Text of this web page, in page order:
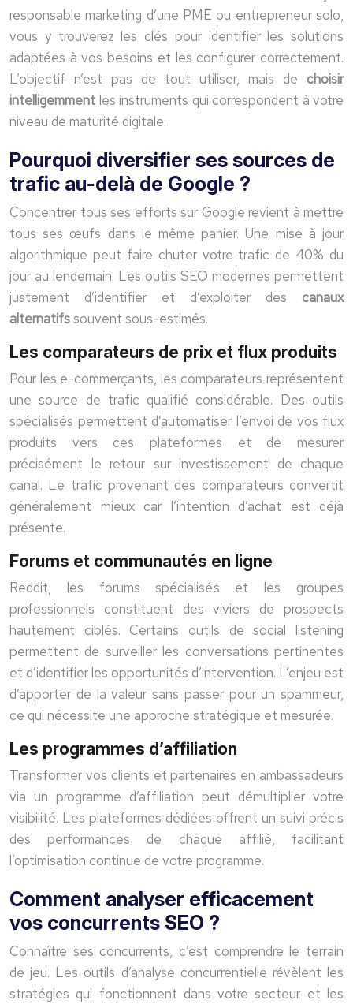
responsable marketing d’une PME ou entrepreneur solo,
vous y trouverez les clés pour identifier les solutions
adaptées à vos besoins et les configurer correctement.
L’objectif n’est pas de tout utiliser, mais de choisir
intelligemment les instruments qui correspondent à votre
niveau de maturité digitale.
Pourquoi diversifier ses sources de
trafic au-delà de Google ?
Concentrer tous ses efforts sur Google revient à mettre
tous ses œufs dans le même panier. Une mise à jour
algorithmique peut faire chuter votre trafic de 40% du
jour au lendemain. Les outils SEO modernes permettent
justement d’identifier et d’exploiter des canaux
alternatifssouvent sous-estimés.
Les comparateurs de prix et flux produits
Pour les e-commerçants, les comparateurs représentent
une source de trafic qualifié considérable. Des outils
spécialisés permettent d’automatiser l’envoi de vos flux
produits vers ces plateformes et de mesurer
précisément le retour sur investissement de chaque
canal. Le trafic provenant des comparateurs convertit
généralement mieux car l’intention d’achat est déjà
présente.
Forums et communautés en ligne
Reddit, les forums spécialisés et les groupes
professionnels constituent des viviers de prospects
hautement ciblés. Certains outils de social listening
permettent de surveiller les conversations pertinentes
et d’identifier les opportunités d’intervention. L’enjeu est
d’apporter de la valeur sans passer pour un spammeur,
ce qui nécessite une approche stratégique et mesurée.
Les programmes d’affiliation
Transformer vos clients et partenaires en ambassadeurs
via un programme d’affiliation peut démultiplier votre
visibilité. Les plateformes dédiées offrent un suivi précis
des performances de chaque affilié, facilitant
l’optimisation continue de votre programme.
Comment analyser efficacement
vos concurrents SEO ?
Connaître ses concurrents, c’est comprendre le terrain
de jeu. Les outils d’analyse concurrentielle révèlent les
stratégies qui fonctionnent dans votre secteur et les